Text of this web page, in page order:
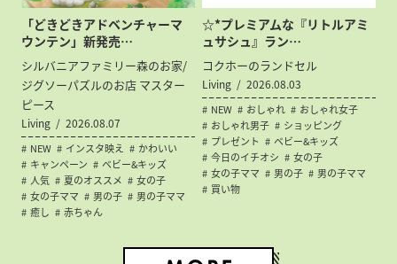
「どきどきアドベンチャーマ
ウンテン」新発売…
シルバニアファミリー森のお家/
ジグソーパズルのお店 マスター
ピース
Living 2026.08.07
NEW インスタ映え
かわいい
キャンペーン
ベビー&キッズ
人気
夏のオススメ
女の子
女の子ママ
男の子
男の子ママ
癒し
赤ちゃん
☆*プレミアムな『リトルアミ
ュサシュ』ラン…
コクホーのランドセル
Living 2026.08.03
NEW おしゃれ
おしゃれ女子
おしゃれ男子
ショッピング
プレゼント
ベビー&キッズ
今日のイチオシ
女の子
女の子ママ
男の子
男の子ママ
買い物